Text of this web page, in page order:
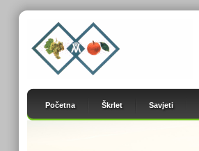
Početna Škrlet Savjeti